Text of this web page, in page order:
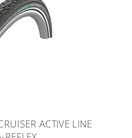
ACTIVE LINE